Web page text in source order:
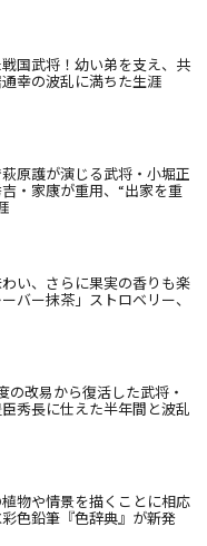
国武将！幼い弟を支え、共
幸の波乱に満ちた生涯
萩原護が演じる武将・小堀正
・家康が重用、“出家を重
い、さらに果実の香りも楽
バー抹茶」ストロベリー、
の改易から復活した武将・
秀長に仕えた半年間と波乱
物や情景を描くことに相応
色鉛筆『色辞典』が新発